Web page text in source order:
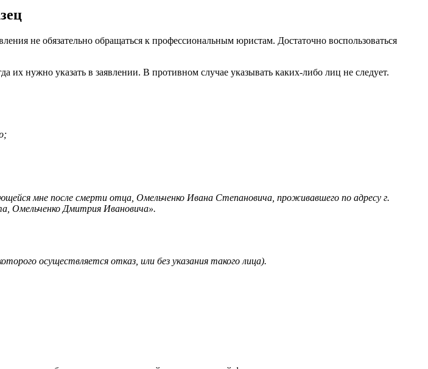
не обязательно обращаться к профессиональным юристам. Достаточно воспользоваться
их нужно указать в заявлении. В противном случае указывать каких-либо лиц не следует.
мне после смерти отца, Омельченко Ивана Степановича, проживавшего по адресу г.
Омельченко Дмитрия Ивановича».
осуществляется отказ, или без указания такого лица).